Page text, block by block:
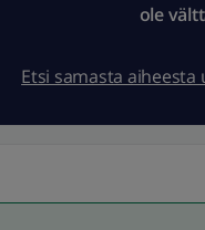
ole
Etsi samasta